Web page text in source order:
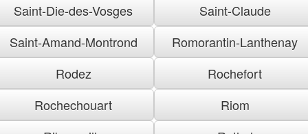
Saint-Die-des-Vosges
Saint-Claude
Saint-Amand-Montrond
Romorantin-Lanthenay
Rodez
Rochefort
Rochechouart
Riom